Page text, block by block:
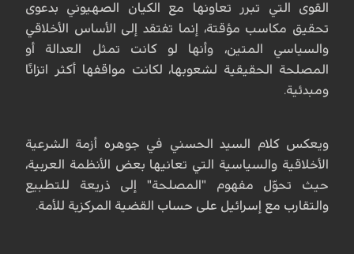
القوى التي تبرر تعاونها مع الكيان الصهيوني بدعوى
تحقيق مكاسب مؤقتة، إنما تفتقد إلى الأساس الأخلاقي
والسياسي المتين، وأنها لو كانت تمثل العدالة أو
المصلحة الحقيقية لشعوبها، لكانت مواقفها أكثر اتزانًا
ومبدئية.
ويعكس كلام السيد الحسني في جوهره أزمة الشرعية
الأخلاقية والسياسية التي تعانيها بعض الأنظمة العربية،
حيث تحوّل مفهوم "المصلحة" إلى ذريعة للتطبيع
والتقارب مع إسرائيل على حساب القضية المركزية للأمة.